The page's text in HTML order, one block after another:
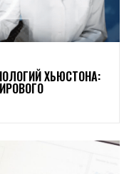
ХЬЮСТОНА: